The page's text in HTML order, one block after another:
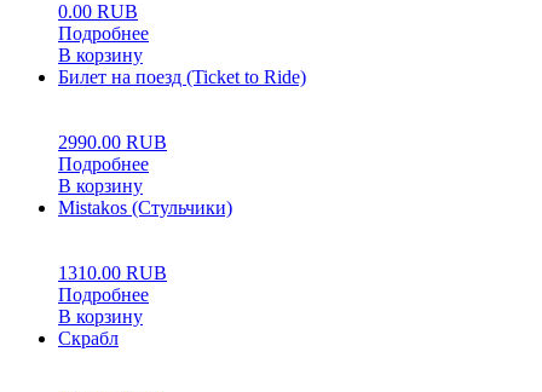
0.00 RUB
Подробнее
В корзину
Билет на поезд (Ticket to Ride)
2990.00 RUB
Подробнее
В корзину
Mistakos (Стульчики)
1310.00 RUB
Подробнее
В корзину
Скрабл